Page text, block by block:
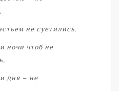
не суетились.
чтоб не
– не